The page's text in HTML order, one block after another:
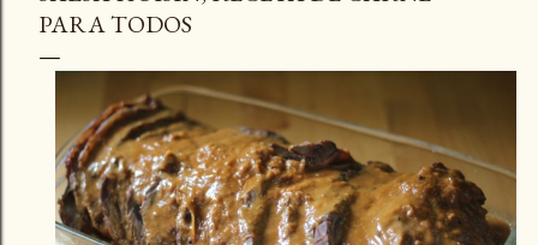
PARA TODOS